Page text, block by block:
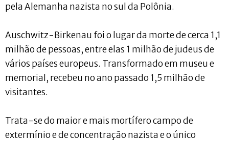
pela Alemanha nazista no sul da Polônia.
Auschwitz-Birkenau foi o lugar da morte de cerca 1,1
milhão de pessoas, entre elas 1 milhão de judeus de
vários países europeus. Transformado em museu e
memorial, recebeu no ano passado 1,5 milhão de
visitantes.
Trata-se do maior e mais mortífero campo de
extermínio e de concentração nazista e o único